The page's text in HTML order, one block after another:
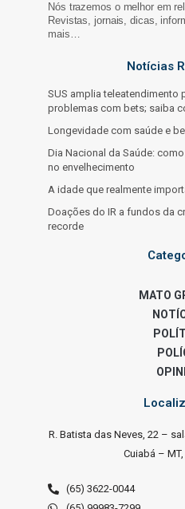
Nós trazemos o melhor em
Revistas, jornais, dicas,
mais…
Notícias
SUS amplia teleatendimento
problemas com bets; saiba
Longevidade com saúde e
Dia Nacional da Saúde:
no envelhecimento
A idade que realmente
Doações do IR a fundos da
recorde
MATO
R. Batista das Neves, 22 –
Cuiabá –
(65) 3622-0044